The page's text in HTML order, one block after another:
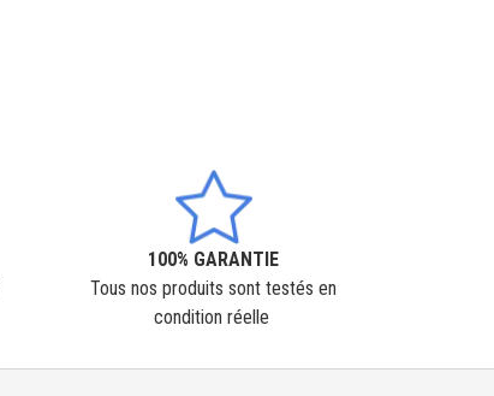
100% GARANTIE
Tous nos produits sont testés en
condition réelle